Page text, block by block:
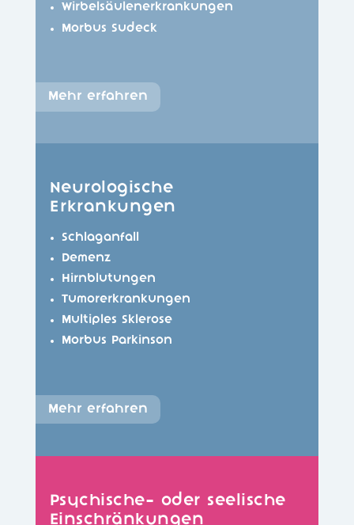
Wirbelsäulenerkrankungen
Morbus Sudeck
Mehr erfahren
Neurologische
Erkrankungen
Schlaganfall
Demenz
Hirnblutungen
Tumorerkrankungen
Multiples Sklerose
Morbus Parkinson
Mehr erfahren
Psychische- oder seelische
Einschränkungen